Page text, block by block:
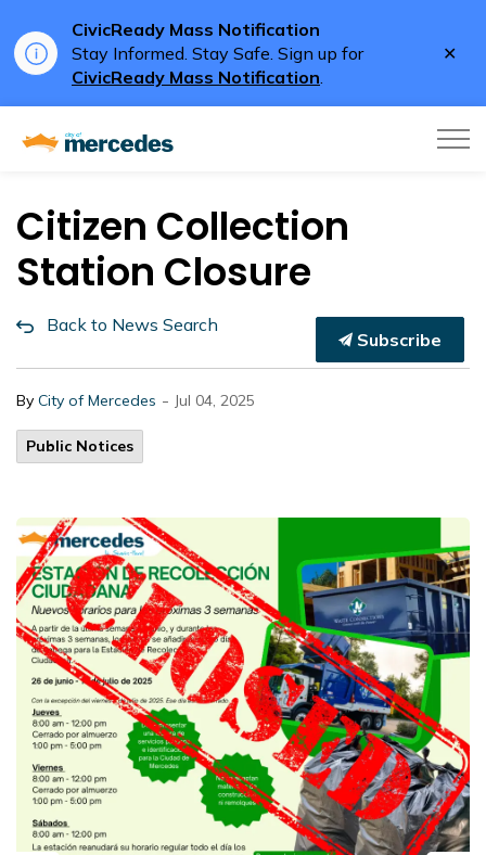
CivicReady Mass Notification
Stay Informed. Stay Safe. Sign up for
CivicReady Mass Notification.
Citizen Collection
Station Closure
Back to News Search
Subscribe
By City of Mercedes - Jul 04, 2025
Public Notices